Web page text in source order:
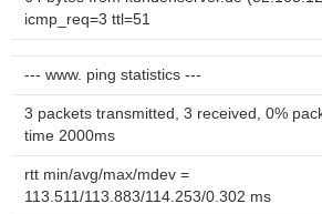
icmp_req=3 ttl=51
--- www. ping statistics ---
3 packets transmitted, 3 received, 0%
time 2000ms
rtt min/avg/max/mdev =
113.511/113.883/114.253/0.302 ms